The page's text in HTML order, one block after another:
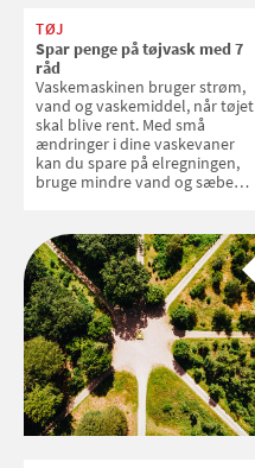
TØJ
Spar penge på tøjvask med 7
råd
Vaskemaskinen bruger strøm,
vand og vaskemiddel, når tøjet
skal blive rent. Med små
ændringer i dine vaskevaner
kan du spare på elregningen,
bruge mindre vand og sæbe
enkle råd til at spare penge på
tøjvasken